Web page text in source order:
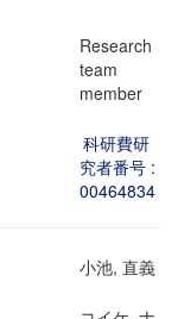
Research
team
member
科研費研
究者番号 :
00464834
小池, 直義